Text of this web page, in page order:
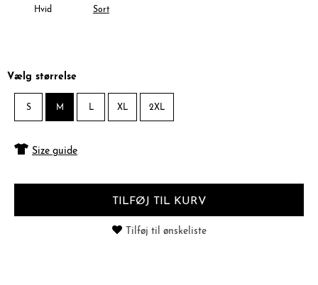
Hvid Sort
Vælg størrelse
S M L XL 2XL
Size guide
TILFØJ TIL KURV
Tilføj til ønskeliste